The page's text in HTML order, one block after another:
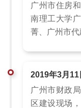
广州市住房
南理工大学
菁、广州市代
2019年3月11
广州市财政
区建设现场